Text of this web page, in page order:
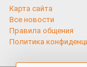
Карта сайта
Все новости
Правила общения
Политика